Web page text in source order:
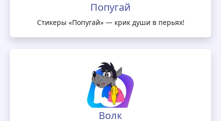
Попугай
Стикеры «Попугай» — крик души в перьях!
Волк